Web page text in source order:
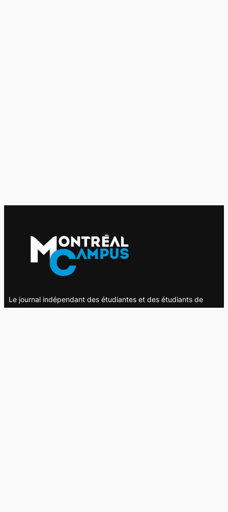
Le journal indépendant des étudiantes et des étudiants de
l'UQAM depuis 1980.